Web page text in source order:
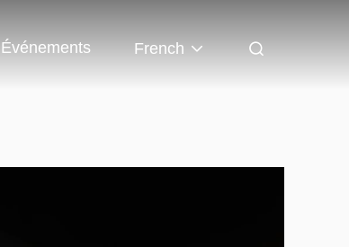
Événements French